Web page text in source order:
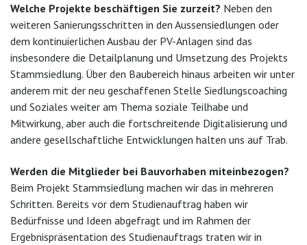
Welche Projekte beschäftigen Sie zurzeit? Neben den
weiteren Sanierungsschritten in den Aussensiedlungen oder
dem kontinuierlichen Ausbau der PV-Anlagen sind das
insbesondere die Detailplanung und Umsetzung des Projekts
Stammsiedlung. Über den Baubereich hinaus arbeiten wir unter
anderem mit der neu geschaffenen Stelle Siedlungscoaching
und Soziales weiter am Thema soziale Teilhabe und
Mitwirkung, aber auch die fortschreitende Digitalisierung und
andere gesellschaftliche Entwicklungen halten uns auf Trab.
Werden die Mitglieder bei Bauvorhaben miteinbezogen?
Beim Projekt Stammsiedlung machen wir das in mehreren
Schritten. Bereits vor dem Studienauftrag haben wir
Bedürfnisse und Ideen abgefragt und im Rahmen der
Ergebnispräsentation des Studienauftrags traten wir in